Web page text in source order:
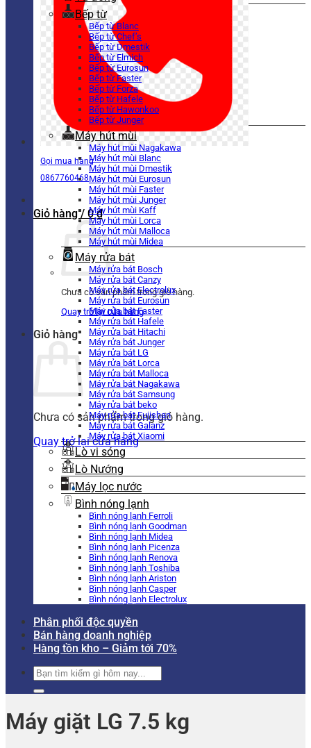
Gọi mua hàng
0867760468
Giỏ hàng / 0₫
Chưa có sản phẩm trong giỏ hàng.
Quay trở lại cửa hàng
Giỏ hàng
Chưa có sản phẩm trong giỏ hàng.
Quay trở lại cửa hàng
Bếp từ
Bếp từ Blanc
Bếp từ Chef’s
Bếp từ Dmestik
Bếp từ Elmich
Bếp từ Eurosun
Bếp từ Faster
Bếp từ Forza
Bếp từ Hafele
Bếp từ Hawonkoo
Bếp từ Junger
Máy hút mùi
Máy hút mùi Nagakawa
Máy hút mùi Blanc
Máy hút mùi Dmestik
Máy hút mùi Eurosun
Máy hút mùi Faster
Máy hút mùi Junger
Máy hút mùi Kaff
Máy hút mùi Lorca
Máy hút mùi Malloca
Máy hút mùi Midea
Máy rửa bát
Máy rửa bát Bosch
Máy rửa bát Canzy
Máy rửa bát Electrolux
Máy rửa bát Eurosun
Máy rửa bát Faster
Máy rửa bát Hafele
Máy rửa bát Hitachi
Máy rửa bát Junger
Máy rửa bát LG
Máy rửa bát Lorca
Máy rửa bát Malloca
Máy rửa bát Nagakawa
Máy rửa bát Samsung
Máy rửa bát beko
Máy rửa bát Fujishan
Máy rửa bát Galanz
Máy rửa bát Xiaomi
Lò vi sóng
Lò Nướng
Máy lọc nước
Bình nóng lạnh
Bình nóng lạnh Ferroli
Bình nóng lạnh Goodman
Bình nóng lạnh Midea
Bình nóng lạnh Picenza
Bình nóng lạnh Renova
Bình nóng lạnh Toshiba
Bình nóng lạnh Ariston
Bình nóng lạnh Casper
Bình nóng lạnh Electrolux
Phân phối độc quyền
Bán hàng doanh nghiệp
Hàng tồn kho – Giảm tới 70%
Tìm
kiếm:
Máy giặt LG 7.5 kg